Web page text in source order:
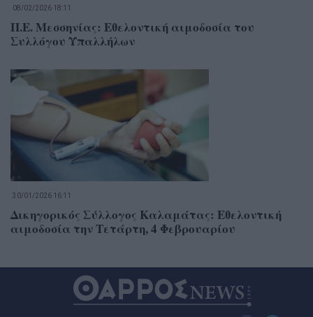
08/02/2026 18:11
Π.Ε. Μεσσηνίας: Εθελοντική αιμοδοσία του
Συλλόγου Υπαλλήλων
30/01/2026 16:11
Δικηγορικός Σύλλογος Καλαμάτας: Εθελοντική
αιμοδοσία την Τετάρτη, 4 Φεβρουαρίου